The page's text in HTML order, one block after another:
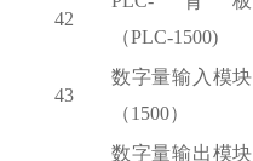
42
（PLC-1500)
43
数字量输入模块
（1500）
数字量输出模块